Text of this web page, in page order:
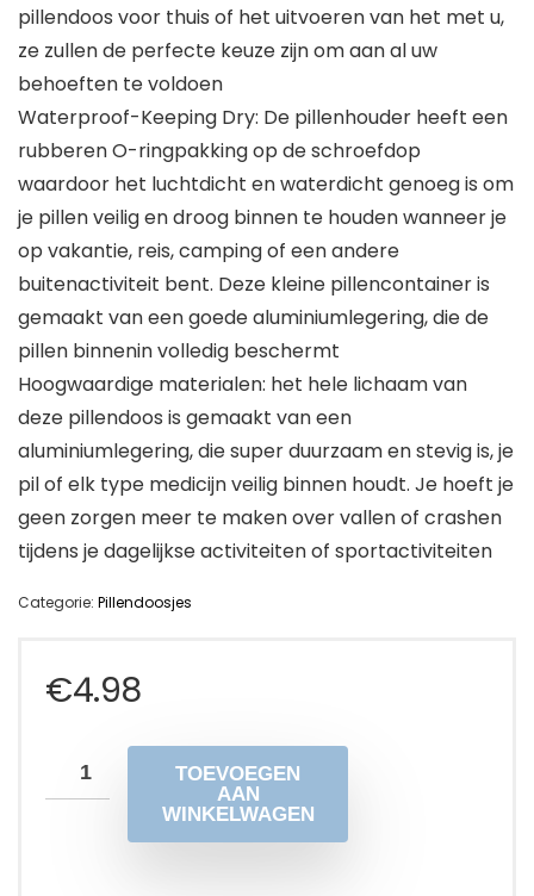
pillendoos voor thuis of het uitvoeren van het met u,
ze zullen de perfecte keuze zijn om aan al uw
behoeften te voldoen
Waterproof-Keeping Dry: De pillenhouder heeft een
rubberen O-ringpakking op de schroefdop
waardoor het luchtdicht en waterdicht genoeg is om
je pillen veilig en droog binnen te houden wanneer je
op vakantie, reis, camping of een andere
buitenactiviteit bent. Deze kleine pillencontainer is
gemaakt van een goede aluminiumlegering, die de
pillen binnenin volledig beschermt
Hoogwaardige materialen: het hele lichaam van
deze pillendoos is gemaakt van een
aluminiumlegering, die super duurzaam en stevig is, je
pil of elk type medicijn veilig binnen houdt. Je hoeft je
geen zorgen meer te maken over vallen of crashen
tijdens je dagelijkse activiteiten of sportactiviteiten
Categorie: Pillendoosjes
€4.98
TOEVOEGEN
AAN
WINKELWAGEN